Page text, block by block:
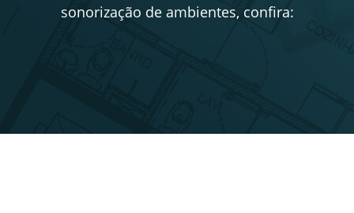
sonorização de ambientes, confira: